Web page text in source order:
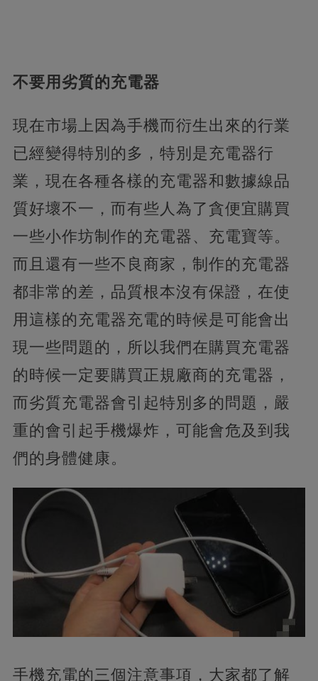
不要用劣質的充電器
現在市場上因為手機而衍生出來的行業
已經變得特別的多，特別是充電器行
業，現在各種各樣的充電器和數據線品
質好壞不一，而有些人為了貪便宜購買
一些小作坊制作的充電器、充電寶等。
而且還有一些不良商家，制作的充電器
都非常的差，品質根本沒有保證，在使
用這樣的充電器充電的時候是可能會出
現一些問題的，所以我們在購買充電器
的時候一定要購買正規廠商的充電器，
而劣質充電器會引起特別多的問題，嚴
重的會引起手機爆炸，可能會危及到我
們的身體健康。
手機充電的三個注意事項，大家都了解